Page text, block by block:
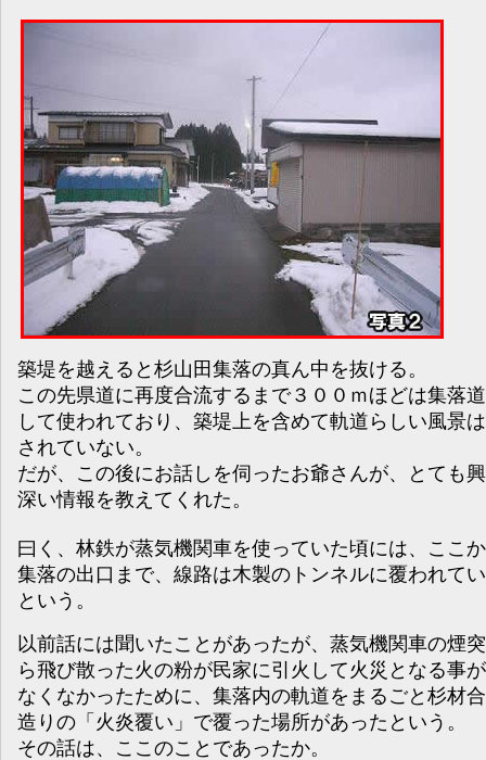
築堤を越えると杉山田集落の真ん中を抜ける。
この先県道に再度合流するまで３００ｍほどは集落
して使われており、築堤上を含めて軌道らしい風景
されていない。
だが、この後にお話しを伺ったお爺さんが、とても
深い情報を教えてくれた。
曰く、林鉄が蒸気機関車を使っていた頃には、ここ
集落の出口まで、線路は木製のトンネルに覆われて
という。
以前話には聞いたことがあったが、蒸気機関車の煙
ら飛び散った火の粉が民家に引火して火災となる事
なくなかったために、集落内の軌道をまるごと杉材
造りの「火炎覆い」で覆った場所があったという。
その話は、ここのことであったか。